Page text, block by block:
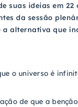
suas ideias em
da sessão
a alternativa que
o universo é
de que a